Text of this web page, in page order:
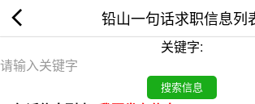
铅山一句话求职信息列
关键字: